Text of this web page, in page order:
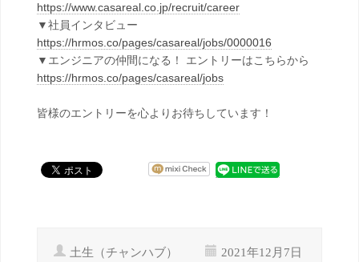
https://www.casareal.co.jp/recruit/career
▼社員インタビュー
https://hrmos.co/pages/casareal/jobs/0000016
▼エンジニアの仲間になる！ エントリーはこちらから
https://hrmos.co/pages/casareal/jobs
皆様のエントリーを心よりお待ちしています！
土生（チャンハブ） 2021年12月7日